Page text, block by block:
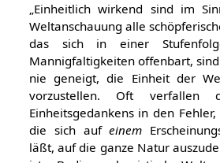
„Einheitlich wirkend sind im
Weltanschauung alle
das sich in einer
Mannigfaltigkeiten offenbart,
nie geneigt, die Einheit der
vorzustellen. Oft verfallen
Einheitsgedankens in den
die sich aufeinem
läßt, auf die ganze Natur